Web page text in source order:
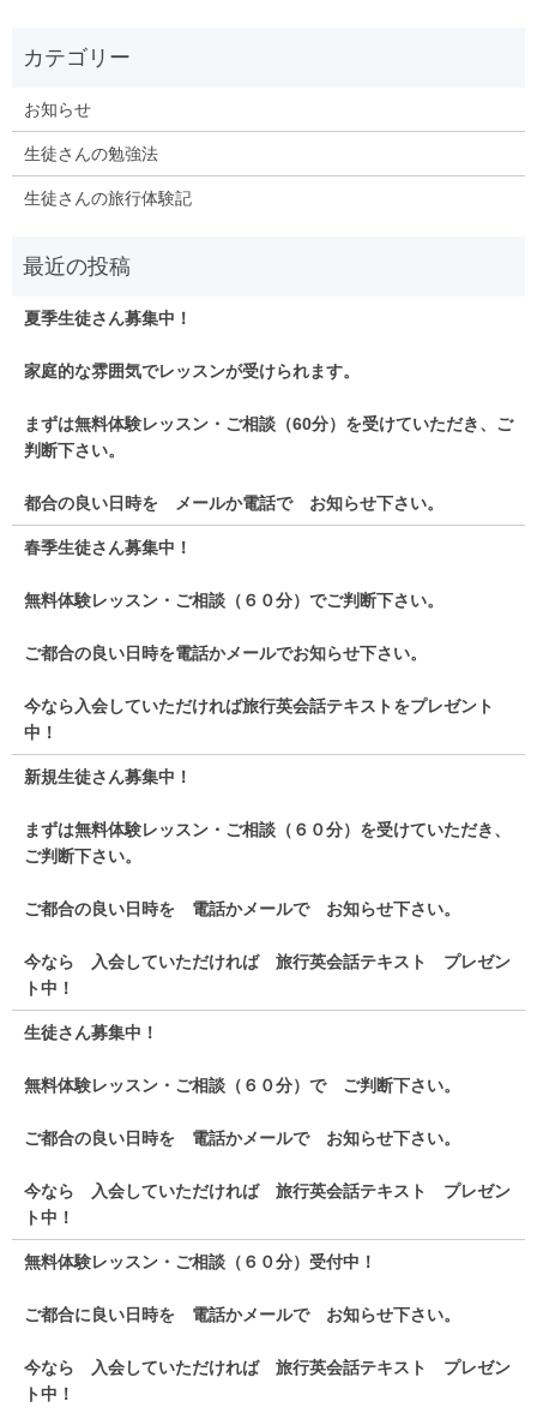
お知らせ
生徒さんの勉強法
生徒さんの旅行体験記
夏季生徒さん募集中！
家庭的な雰囲気でレッスンが受けられます。
まずは無料体験レッスン・ご相談（60分）を受けていただき、ご
判断下さい。
都合の良い日時を メールか電話で お知らせ下さい。
春季生徒さん募集中！
無料体験レッスン・ご相談（６０分）でご判断下さい。
ご都合の良い日時を電話かメールでお知らせ下さい。
今なら入会していただければ旅行英会話テキストをプレゼント
中！
新規生徒さん募集中！
まずは無料体験レッスン・ご相談（６０分）を受けていただき、
ご判断下さい。
ご都合の良い日時を 電話かメールで お知らせ下さい。
今なら 入会していただければ 旅行英会話テキスト プレゼン
ト中！
生徒さん募集中！
無料体験レッスン・ご相談（６０分）で ご判断下さい。
ご都合の良い日時を 電話かメールで お知らせ下さい。
今なら 入会していただければ 旅行英会話テキスト プレゼン
ト中！
無料体験レッスン・ご相談（６０分）受付中！
ご都合に良い日時を 電話かメールで お知らせ下さい。
今なら 入会していただければ 旅行英会話テキスト プレゼン
ト中！